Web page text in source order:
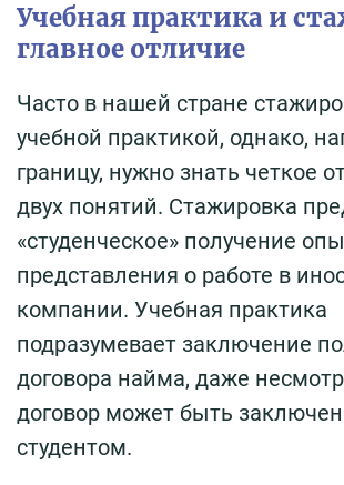
Учебная практика и
главное отличие
Часто в нашей стране
учебной практикой, однако,
границу, нужно знать четкое
двух понятий. Стажировка
«студенческое» получение
представления о работе в
компании. Учебная практика
подразумевает заключение
договора найма, даже
договор может быть
студентом.